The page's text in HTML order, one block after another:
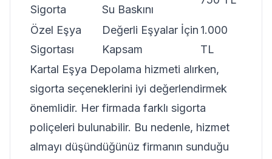
Sigorta
Su Baskını
Özel Eşya
Sigortası
Değerli Eşyalar İçin
Kapsam
1.000
TL
Kartal Eşya Depolama hizmeti alırken,
sigorta seçeneklerini iyi değerlendirmek
önemlidir. Her firmada farklı sigorta
poliçeleri bulunabilir. Bu nedenle, hizmet
almayı düşündüğünüz firmanın sunduğu